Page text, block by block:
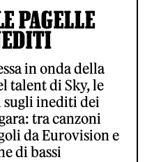
PAGELLE
in onda della
talent di Sky, le
sugli inediti dei
tra canzoni
da Eurovision e
di bassi